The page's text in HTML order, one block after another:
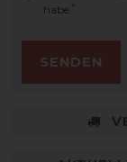
habe. *
SENDEN